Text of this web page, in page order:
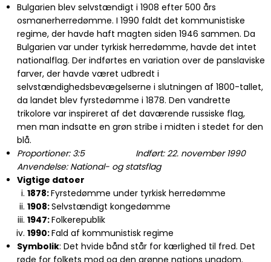
Bulgarien blev selvstændigt i 1908 efter 500 års
osmanerherredømme. I 1990 faldt det kommunistiske
regime, der havde haft magten siden 1946 sammen. Da
Bulgarien var under tyrkisk herredømme, havde det intet
nationalflag. Der indførtes en variation over de panslaviske
farver, der havde været udbredt i
selvstændighedsbevægelserne i slutningen af 1800-tallet,
da landet blev fyrstedømme i 1878. Den vandrette
trikolore var inspireret af det daværende russiske flag,
men man indsatte en grøn stribe i midten i stedet for den
blå.
Proportioner: 3:5 Indført: 22. november 1990
Anvendelse: National- og statsflag
Vigtige datoer
1878:Fyrstedømme under tyrkisk herredømme
1908:Selvstændigt kongedømme
1947:Folkerepublik
1990:Fald af kommunistisk regime
Symbolik: Det hvide bånd står for kærlighed til fred. Det
røde for folkets mod og den grønne nations ungdom.